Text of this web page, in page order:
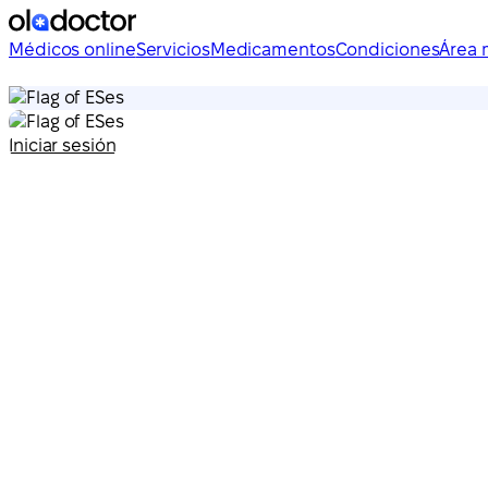
Médicos onlineServiciosMedicamentosCondicionesÁrea
es
es
Iniciar sesión